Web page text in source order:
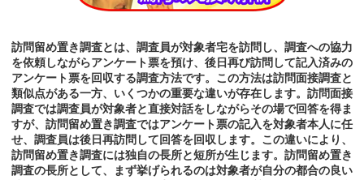
訪問留め置き調査とは、調査員が対象者宅を訪問し、調査への協力
を依頼しながらアンケート票を預け、後日再び訪問して記入済みの
アンケート票を回収する調査方法です。この方法は訪問面接調査と
類似点がある一方、いくつかの重要な違いが存在します。訪問面接
調査では調査員が対象者と直接対話をしながらその場で回答を得ま
すが、訪問留め置き調査ではアンケート票の記入を対象者本人に任
せ、調査員は後日再訪問して回答を回収します。この違いにより、
訪問留め置き調査には独自の長所と短所が生じます。訪問留め置き
調査の長所として、まず挙げられるのは対象者が自分の都合の良い